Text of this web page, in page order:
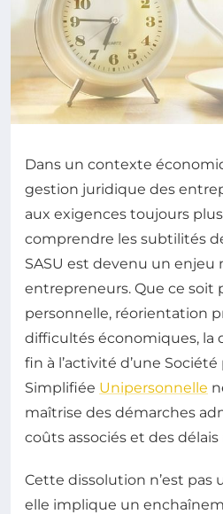
Dans un contexte
gestion juridique des
aux exigences toujours
comprendre les subtilités
SASU est devenu un enjeu
entrepreneurs. Que ce soit
personnelle, réorientation
difficultés économiques, la
fin à l’activité d’une
Simplifiée Unipersonnelle
maîtrise des démarches
coûts associés et des
Cette dissolution n’est pas
elle implique un